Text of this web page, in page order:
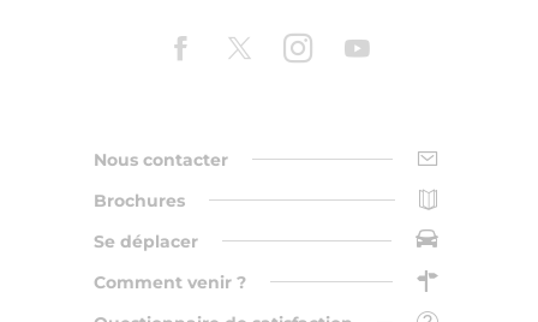
Nous contacter
Brochures
Se déplacer
Comment venir ?